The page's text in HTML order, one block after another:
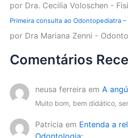
por Dra. Cecilia Voloschen -
Primeira consulta ao Odontopediatra
por Dra Mariana Zenni -
Comentários
neusa ferreira em A
Muito bom, bem didático,
Patricia em Entenda a